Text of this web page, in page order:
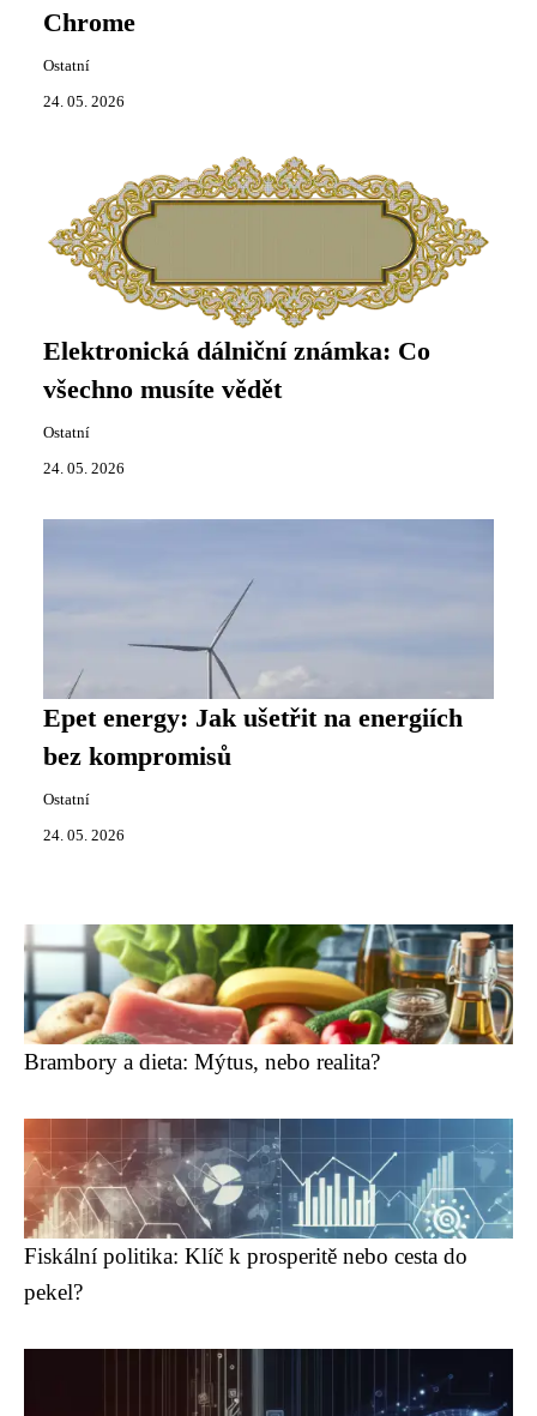
Chrome
Ostatní
24. 05. 2026
Elektronická dálniční známka: Co
všechno musíte vědět
Ostatní
24. 05. 2026
Epet energy: Jak ušetřit na energiích
bez kompromisů
Ostatní
24. 05. 2026
Brambory a dieta: Mýtus, nebo realita?
Fiskální politika: Klíč k prosperitě nebo cesta do
pekel?